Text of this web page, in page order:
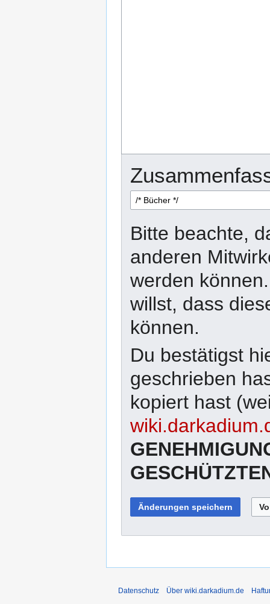
Bitte beachte,
anderen
werden
willst, dass
können.
Du bestätigst
geschrieben
kopiert hast
Datenschutz Über wiki.darkadium.de